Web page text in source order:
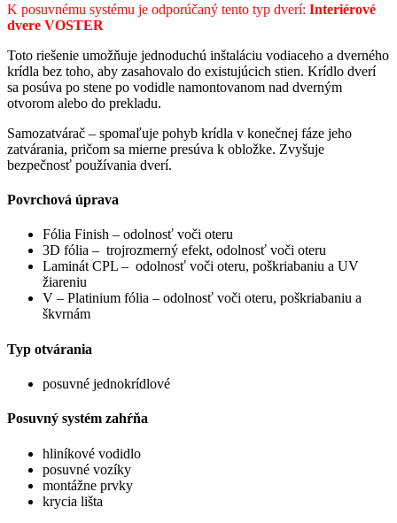
K posuvnému systému je odporúčaný tento typ dverí: Interiérové
dvere VOSTER
Toto riešenie umožňuje jednoduchú inštaláciu vodiaceho a dverného
krídla bez toho, aby zasahovalo do existujúcich stien. Krídlo dverí
sa posúva po stene po vodidle namontovanom nad dverným
otvorom alebo do prekladu.
Samozatvárač – spomaľuje pohyb krídla v konečnej fáze jeho
zatvárania, pričom sa mierne presúva k obložke. Zvyšuje
bezpečnosť používania dverí.
Povrchová úprava
Fólia Finish – odolnosť voči oteru
3D fólia – trojrozmerný efekt, odolnosť voči oteru
Laminát CPL – odolnosť voči oteru, poškriabaniu a UV
žiareniu
V – Platinium fólia – odolnosť voči oteru, poškriabaniu a
škvrnám
Typ otvárania
posuvné jednokrídlové
Posuvný systém zahŕňa
hliníkové vodidlo
posuvné vozíky
montážne prvky
krycia lišta